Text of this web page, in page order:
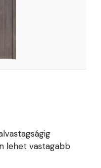
lehet vastagabb